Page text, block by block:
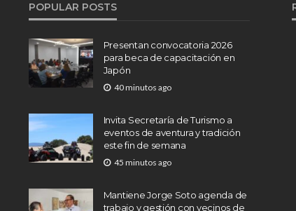
POPULAR POSTS
Presentan convocatoria 2026
para beca de capacitación en
Japón
40 minutos ago
Invita Secretaría de Turismo a
eventos de aventura y tradición
este fin de semana
45 minutos ago
Mantiene Jorge Soto agenda de
trabajo y gestión con vecinos de